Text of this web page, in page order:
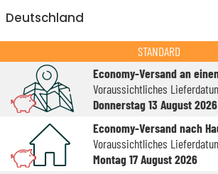
Deutschland
STANDARD
Economy-Versand an
Voraussichtliches
Donnerstag 13 August 2026
Economy-Versand nach
Voraussichtliches
Montag 17 August 2026